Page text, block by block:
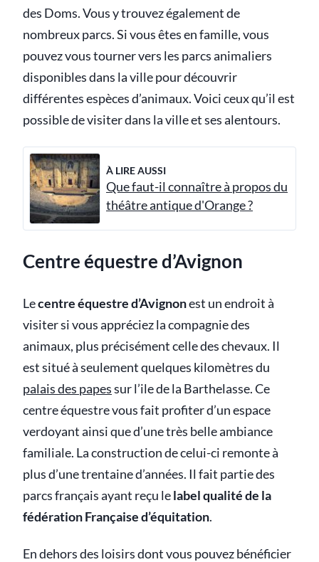
des Doms. Vous y trouvez également de
nombreux parcs. Si vous êtes en famille, vous
pouvez vous tourner vers les parcs animaliers
disponibles dans la ville pour découvrir
différentes espèces d’animaux. Voici ceux qu’il est
possible de visiter dans la ville et ses alentours.
À LIRE AUSSI
Que faut-il connaître à propos du
théâtre antique d'Orange ?
Centre équestre d’Avignon
Lecentre équestre d’Avignonest un endroit à
visiter si vous appréciez la compagnie des
animaux, plus précisément celle des chevaux. Il
est situé à seulement quelques kilomètres du
palais des papessur l’ile de la Barthelasse. Ce
centre équestre vous fait profiter d’un espace
verdoyant ainsi que d’une très belle ambiance
familiale. La construction de celui-ci remonte à
plus d’une trentaine d’années. Il fait partie des
parcs français ayant reçu lelabel qualité de la
fédération Française d’équitation.
En dehors des loisirs dont vous pouvez bénéficier